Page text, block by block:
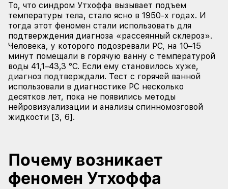
То, что синдром Утхоффа вызывает подъем
температуры тела, стало ясно в 1950-х годах. И
тогда этот феномен стали использовать для
подтверждения диагноза «рассеянный склероз».
Человека, у которого подозревали РС, на 10–15
минут помещали в горячую ванну с температурой
воды 41,1–43,3 °С. Если ему становилось хуже,
диагноз подтверждали. Тест с горячей ванной
использовали в диагностике РС несколько
десятков лет, пока не появились методы
нейровизуализации и анализы спинномозговой
жидкости [3, 6].
Почему возникает
феномен Утхоффа